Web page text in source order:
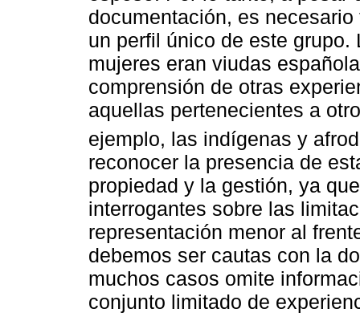
documentación, es
un perfil único de este
mujeres eran viudas
comprensión de otras
aquellas pertenecientes a
ejemplo, las indígenas y
reconocer la presencia de
propiedad y la gestión, ya
interrogantes sobre las
representación menor al
debemos ser cautas con la
muchos casos omite
conjunto limitado de